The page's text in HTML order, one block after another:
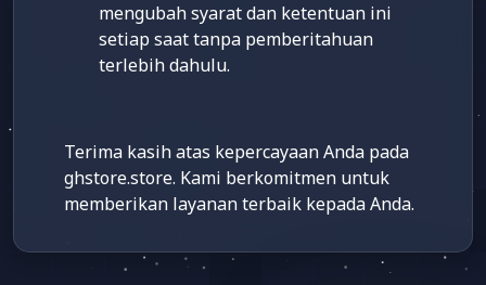
mengubah syarat dan ketentuan ini
setiap saat tanpa pemberitahuan
terlebih dahulu.
Terima kasih atas kepercayaan Anda pada
ghstore.store. Kami berkomitmen untuk
memberikan layanan terbaik kepada Anda.